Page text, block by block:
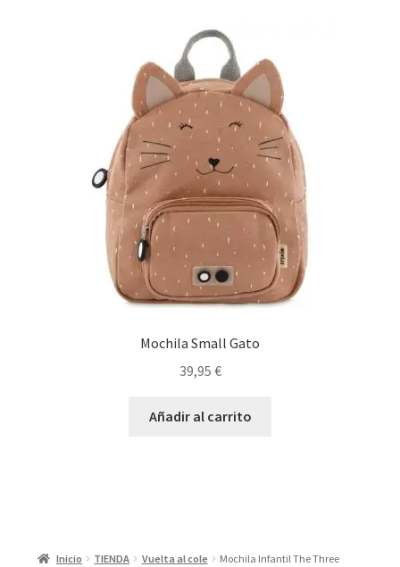
Mochila Small Gato
39,95 €
Añadir al carrito
Inicio TIENDA Vuelta al cole
Mochila Infantil The Three